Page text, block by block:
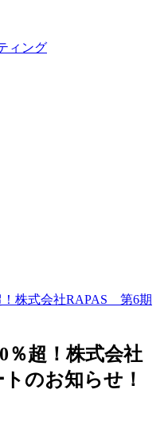
ィング
！株式会社RAPAS 第6期
％超！株式会社
のお知らせ！